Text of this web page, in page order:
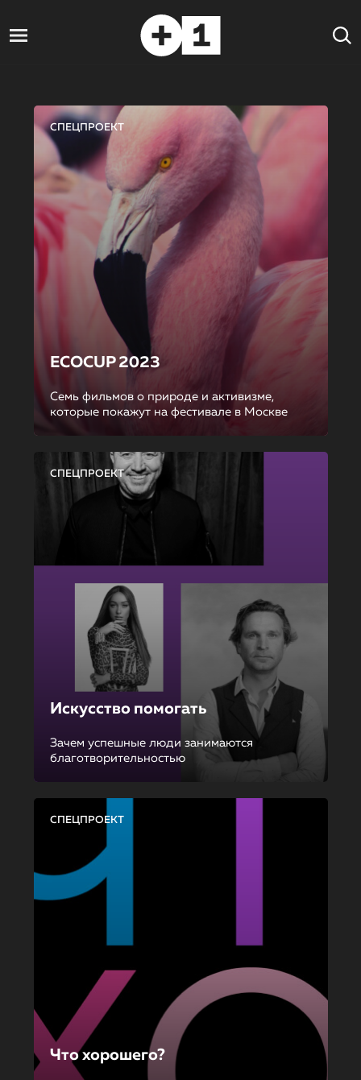
СПЕЦПРОЕКТ
ECOCUP 2023
Семь фильмов о природе и активизме,
которые покажут на фестивале в Москве
СПЕЦПРОЕКТ
Искусство помогать
Зачем успешные люди занимаются
благотворительностью
СПЕЦПРОЕКТ
Что хорошего?